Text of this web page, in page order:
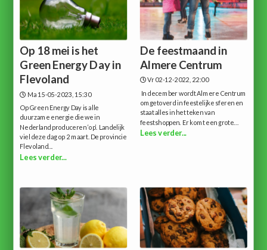
Op 18 mei is het
Green Energy Day in
Flevoland
Ma 15-05-2023, 15:30
Op Green Energy Day is alle
duurzame energie die we in
Nederland produceren ‘op’. Landelijk
viel deze dag op 2 maart. De provincie
Flevoland...
Lees verder...
De feestmaand in
Almere Centrum
Vr 02-12-2022, 22:00
In december wordt Almere Centrum
omgetoverd in feestelijke sferen en
staat alles in het teken van
feestshoppen. Er komt een grote...
Lees verder...